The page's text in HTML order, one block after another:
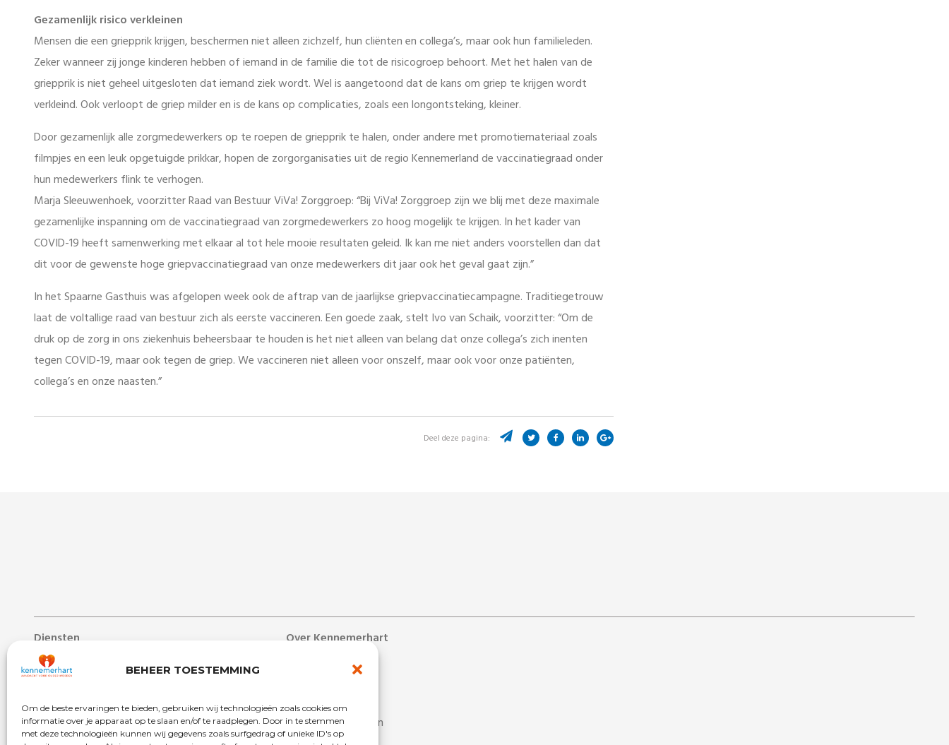
BEHEER TOESTEMMING
Om de beste ervaringen te bieden, gebruiken wij technologieën zoals cookies om
informatie over je apparaat op te slaan en/of te raadplegen. Door in te stemmen
met deze technologieën kunnen wij gegevens zoals surfgedrag of unieke ID's op
Gezamenlijk risico verkleinen
Mensen die een griepprik krijgen, beschermen niet alleen zichzelf, hun cliënten en collega’s, maar ook hun familieleden.
Zeker wanneer zij jonge kinderen hebben of iemand in de familie die tot de risicogroep behoort. Met het halen van de
griepprik is niet geheel uitgesloten dat iemand ziek wordt. Wel is aangetoond dat de kans om griep te krijgen wordt
verkleind. Ook verloopt de griep milder en is de kans op complicaties, zoals een longontsteking, kleiner.
Door gezamenlijk alle zorgmedewerkers op te roepen de griepprik te halen, onder andere met promotiemateriaal zoals
filmpjes en een leuk opgetuigde prikkar, hopen de zorgorganisaties uit de regio Kennemerland de vaccinatiegraad onder
hun medewerkers flink te verhogen.
Marja Sleeuwenhoek, voorzitter Raad van Bestuur ViVa! Zorggroep: “Bij ViVa! Zorggroep zijn we blij met deze maximale
gezamenlijke inspanning om de vaccinatiegraad van zorgmedewerkers zo hoog mogelijk te krijgen. In het kader van
COVID-19 heeft samenwerking met elkaar al tot hele mooie resultaten geleid. Ik kan me niet anders voorstellen dan dat
dit voor de gewenste hoge griepvaccinatiegraad van onze medewerkers dit jaar ook het geval gaat zijn.”
In het Spaarne Gasthuis was afgelopen week ook de aftrap van de jaarlijkse griepvaccinatiecampagne. Traditiegetrouw
laat de voltallige raad van bestuur zich als eerste vaccineren. Een goede zaak, stelt Ivo van Schaik, voorzitter: “Om de
druk op de zorg in ons ziekenhuis beheersbaar te houden is het niet alleen van belang dat onze collega’s zich inenten
tegen COVID-19, maar ook tegen de griep. We vaccineren niet alleen voor onszelf, maar ook voor onze patiënten,
collega’s en onze naasten.”
Deel deze pagina:
Diensten
Lang verblijf
Zorg aan huis
Dag- & ontmoetingscentra
Behandelcentrum
Over Kennemerhart
Werken bij
Veelgestelde vragen